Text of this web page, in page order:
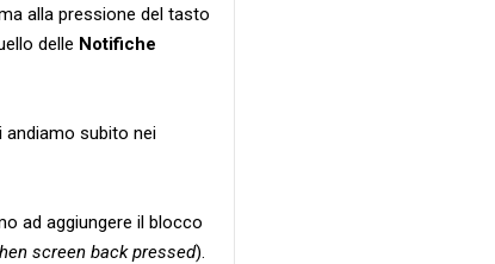
alla pressione del tasto
delle Notifiche
andiamo subito nei
ad aggiungere il blocco
screen back pressed).